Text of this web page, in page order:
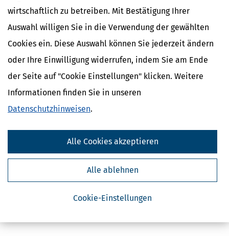
wirtschaftlich zu betreiben. Mit Bestätigung Ihrer
Auswahl willigen Sie in die Verwendung der gewählten
Cookies ein. Diese Auswahl können Sie jederzeit ändern
oder Ihre Einwilligung widerrufen, indem Sie am Ende
der Seite auf "Cookie Einstellungen" klicken. Weitere
Informationen finden Sie in unseren
Datenschutzhinweisen.
Cookie-Einstellungen
Alle ablehnen
Alle Cookies akzeptieren